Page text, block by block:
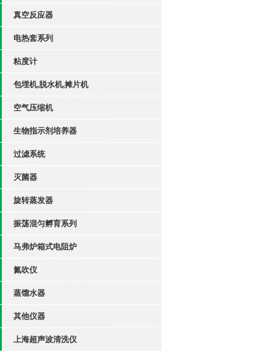
真空反应器
电热套系列
粘度计
包埋机,脱水机,摊片机
空气压缩机
生物指示剂培养器
过滤系统
灭菌器
旋转蒸发器
振荡混匀孵育系列
马弗炉箱式电阻炉
氮吹仪
蒸馏水器
其他仪器
上海超声波清洗仪